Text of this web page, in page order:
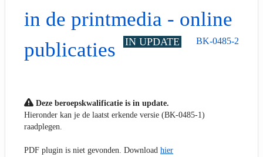
in de printmedia - online
publicaties
BK-0485-2
IN UPDATE
Deze beroepskwalificatie is in update.
Hieronder kan je de laatst erkende versie (BK-0485-1)
raadplegen.
PDF plugin is niet gevonden. Download hier